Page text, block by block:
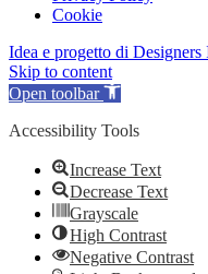
Cookie
Idea e progetto di Designers
Skip to content
Open toolbar
Accessibility Tools
Increase Text
Decrease Text
Grayscale
High Contrast
Negative Contrast